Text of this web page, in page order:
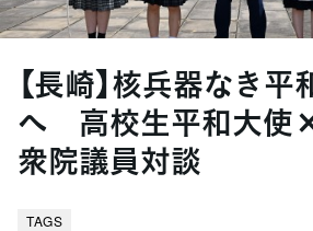
【長崎】核兵器なき
へ 高校生平和大使
衆院議員対談
TAGS